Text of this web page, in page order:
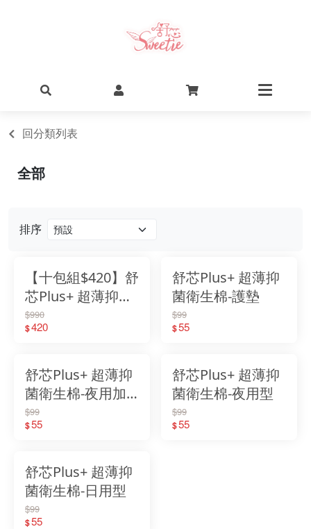
回分類列表
排序
【十包組$420】舒
芯Plus+ 超薄抑菌
衛生棉
$990
$420
舒芯Plus+ 超薄抑
菌衛生棉-護墊
$99
$55
舒芯Plus+ 超薄抑
菌衛生棉-夜用加
長型
$99
$55
舒芯Plus+ 超薄抑
菌衛生棉-夜用型
$99
$55
舒芯Plus+ 超薄抑
菌衛生棉-日用型
$99
$55
全部